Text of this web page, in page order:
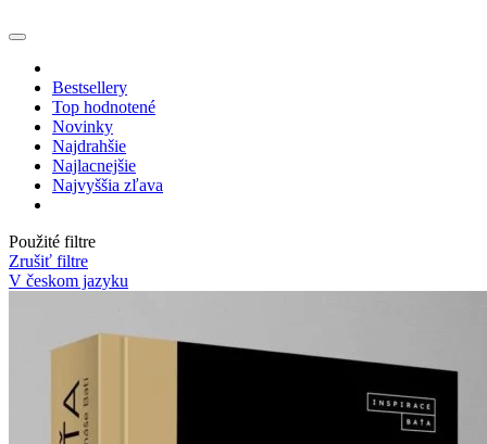
Bestsellery
Top hodnotené
Novinky
Najdrahšie
Najlacnejšie
Najvyššia zľava
Použité filtre
Zrušiť filtre
V českom jazyku